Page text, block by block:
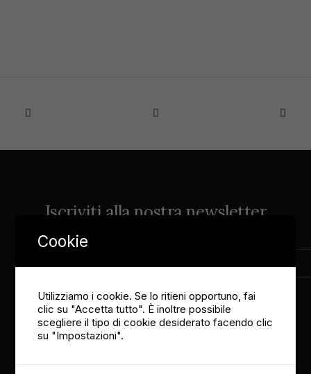
Iscriviti alla nostra newsletter
Accettazione Privacy policy
Cookie
Utilizziamo i cookie. Se lo ritieni opportuno, fai
clic su "Accetta tutto". È inoltre possibile
scegliere il tipo di cookie desiderato facendo clic
su "Impostazioni".